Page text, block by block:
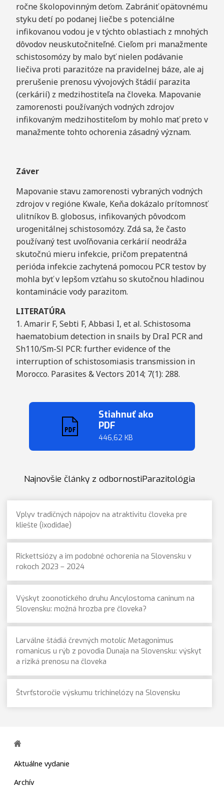
ročne školopovinným deťom. Zabrániť opätovnému
styku detí po podanej liečbe s potenciálne
infikovanou vodou je v týchto oblastiach z mnohých
dôvodov neuskutočniteľné. Cieľom pri manažmente
schistosomózy by malo byť nielen podávanie
liečiva proti parazitóze na pravidelnej báze, ale aj
prerušenie prenosu vývojových štádií parazita
(cerkárií) z medzihostiteľa na človeka. Mapovanie
zamorenosti používaných vodných zdrojov
infikovaným medzihostiteľom by mohlo mať preto v
manažmente tohto ochorenia zásadný význam.
Záver
Mapovanie stavu zamorenosti vybraných vodných
zdrojov v regióne Kwale, Keňa dokázalo prítomnosť
ulitníkov B. globosus, infikovaných pôvodcom
urogenitálnej schistosomózy. Zdá sa, že často
používaný test uvoľňovania cerkárií neodráža
skutočnú mieru infekcie, pričom prepatentná
perióda infekcie zachytená pomocou PCR testov by
mohla byť v lepšom vzťahu so skutočnou hladinou
kontaminácie vody parazitom.
LITERATÚRA
1. Amarir F, Sebti F, Abbasi I, et al. Schistosoma
haematobium detection in snails by DraI PCR and
Sh110/Sm-Sl PCR: further evidence of the
interruption of schistosomiasis transmission in
Morocco. Parasites & Vectors 2014; 7(1): 288.
Stiahnuť ako
PDF
446,62 KB
Najnovšie články z odbornostiParazitológia
Vplyv tradičných nápojov na atraktivitu človeka pre
kliešte (ixodidae)
Rickettsiózy a im podobné ochorenia na Slovensku v
rokoch 2023 – 2024
Výskyt zoonotického druhu Ancylostoma caninum na
Slovensku: možná hrozba pre človeka?
Larválne štádiá črevných motolíc Metagonimus
romanicus u rýb z povodia Dunaja na Slovensku: výskyt
a riziká prenosu na človeka
Štvrťstoročie výskumu trichinelózy na Slovensku
Aktuálne vydanie
Archív